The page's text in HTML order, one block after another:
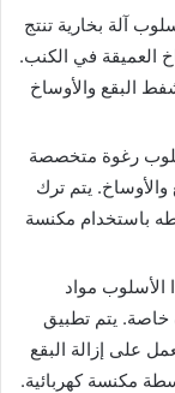
آلة بخارية تنتج
العميقة في الكنب.
البقع والأوساخ
رغوة متخصصة
يتم ترك
باستخدام مكنسة
مواد
يتم تطبيق
على إزالة البقع
مكنسة كهربائية.